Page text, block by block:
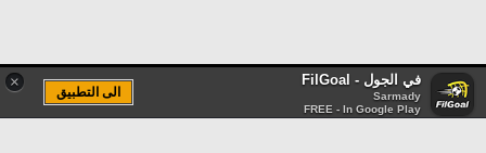
× في الجول - FilGoal
Sarmady
FREE - In Google Play
الى التطبيق